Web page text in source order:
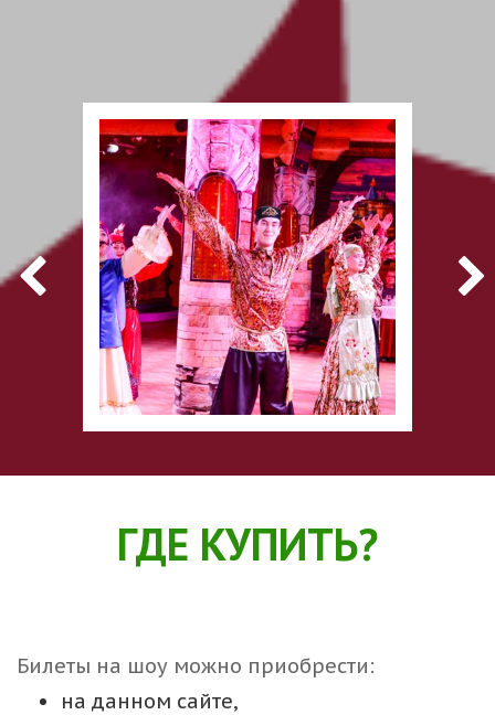
ГДЕ КУПИТЬ?
Билеты на шоу можно приобрести:
на данном сайте,